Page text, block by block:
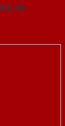
xe